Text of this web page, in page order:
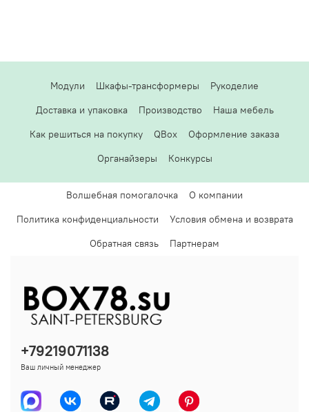
Модули Шкафы-трансформеры
Рукоделие
Доставка и упаковка
Производство
Наша мебель
Как решиться на покупку
QBox
Оформление заказа
Органайзеры
Конкурсы
Волшебная помогалочка
О компании
Политика конфиденциальности
Условия обмена и возврата
Обратная связь
Партнерам
+79219071138
Ваш личный менеджер